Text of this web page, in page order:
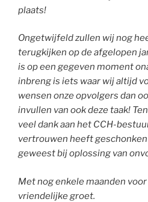
plaats!
Ongetwijfeld zullen wij nog
terugkijken op de afgelopen
is op een gegeven moment
inbreng is iets waar wij altijd
wensen onze opvolgers dan
invullen van ook deze taak!
veel dank aan het CCH-
vertrouwen heeft
geweest bij oplossing van
Met nog enkele maanden
vriendelijke groet.